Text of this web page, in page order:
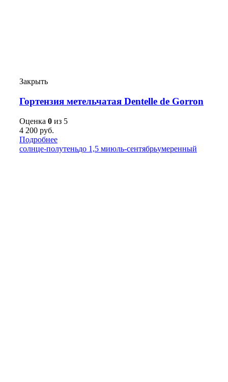
Закрыть
Гортензия метельчатая Dentelle de Gorron
Оценка 0 из 5
4 200 руб.
Подробнее
солнце-полутеньдо 1,5 миюль-сентябрьумеренный